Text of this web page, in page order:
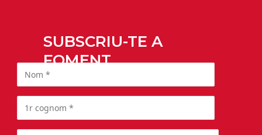
SUBSCRIU-TE A
FOMENT